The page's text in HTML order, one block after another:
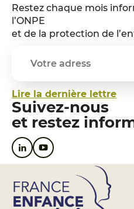
Restez chaque mois
l’ONPE
et de la protection de
Lire la dernière lettre
Suivez-nous
et restez